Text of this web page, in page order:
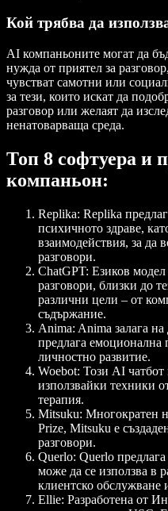
Кой трябва да
AI компаньоните могат да
нужда от приятел за
чувстват самотни или
за тези, които искат да
разговор или желаят да
ненатоварваща среда.
Топ 8 софтуера и
компаньон:
Replika: Replika
психичното здраве,
взаимодействия, за да
разговори.
ChatGPT: Езиков
разговори, близки до
различни цели – от
съдържание.
Anima: Anima залага
предлага емоционална
личностно развитие.
Woebot: Този AI чатбот
използвайки техники
терапия.
Mitsuku: Многократен
Prize, Mitsuku е
разговори.
Querlo: Querlo
може да се използва в
клиентско обслужване
Ellie: Разработена от